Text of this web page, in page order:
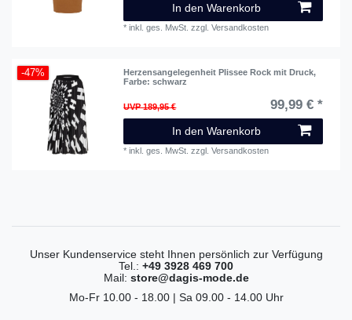
In den Warenkorb
*inkl. ges. MwSt. zzgl.Versandkosten
-47% Herzensangelegenheit Plissee Rock mit Druck,
Farbe: schwarz
UVP 189,95 € 99,99 € *
In den Warenkorb
*inkl. ges. MwSt. zzgl.Versandkosten
Unser Kundenservice steht Ihnen persönlich zur Verfügung
Tel.: +49 3928 469 700
Mail: store@dagis-mode.de
Mo-Fr 10.00 - 18.00 | Sa 09.00 - 14.00 Uhr